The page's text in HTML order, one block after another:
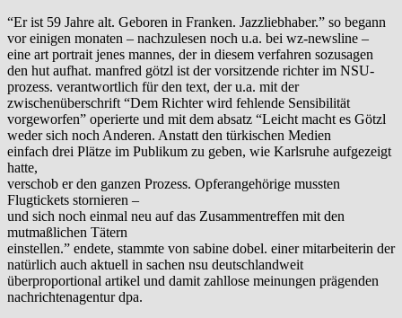
“Er ist 59 Jahre alt. Geboren in Franken. Jazzliebhaber.” so begann
vor einigen monaten – nachzulesen noch u.a. bei wz-newsline –
eine art portrait jenes mannes, der in diesem verfahren sozusagen
den hut aufhat. manfred götzl ist der vorsitzende richter im NSU-
prozess. verantwortlich für den text, der u.a. mit der
zwischenüberschrift “Dem Richter wird fehlende Sensibilität
vorgeworfen” operierte und mit dem absatz “Leicht macht es Götzl
weder sich noch Anderen. Anstatt den türkischen Medien
einfach drei Plätze im Publikum zu geben, wie Karlsruhe aufgezeigt
hatte,
verschob er den ganzen Prozess. Opferangehörige mussten
Flugtickets stornieren –
und sich noch einmal neu auf das Zusammentreffen mit den
mutmaßlichen Tätern
einstellen.” endete, stammte von sabine dobel. einer mitarbeiterin der
natürlich auch aktuell in sachen nsu deutschlandweit
überproportional artikel und damit zahllose meinungen prägenden
nachrichtenagentur dpa.